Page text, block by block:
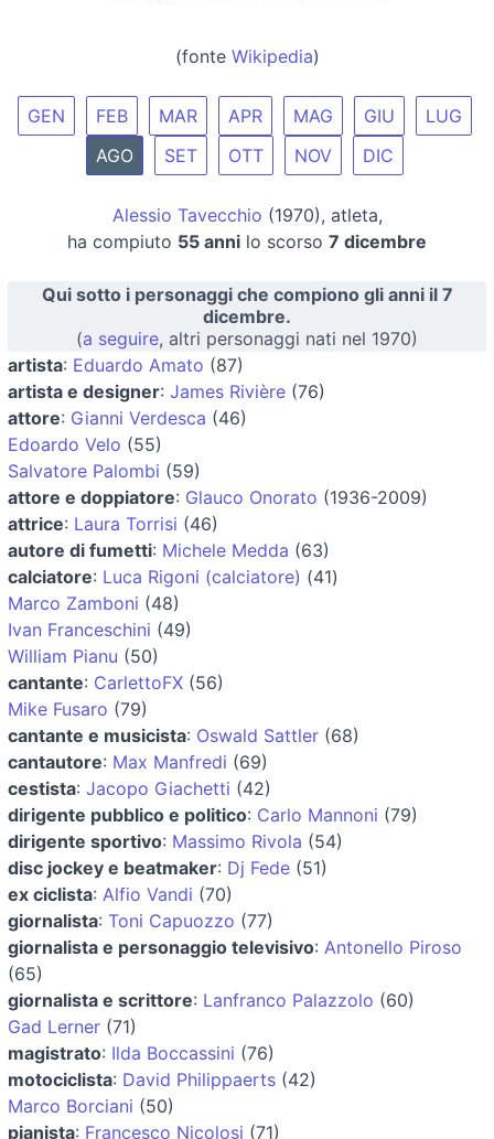
(fonte Wikipedia)
GEN FEB MAR APR MAG GIU
LUG
AGO
SET OTT NOV DIC
Alessio Tavecchio (1970), atleta,
ha compiuto 55 anni lo scorso 7 dicembre
Qui sotto i personaggi che compiono gli anni il 7
dicembre.
(a seguire, altri personaggi nati nel 1970)
artista: Eduardo Amato (87)
artista e designer: James Rivière (76)
attore: Gianni Verdesca (46)
Edoardo Velo (55)
Salvatore Palombi (59)
attore e doppiatore: Glauco Onorato (1936-2009)
attrice: Laura Torrisi (46)
autore di fumetti: Michele Medda (63)
calciatore: Luca Rigoni (calciatore) (41)
Marco Zamboni (48)
Ivan Franceschini (49)
William Pianu (50)
cantante: CarlettoFX (56)
Mike Fusaro (79)
cantante e musicista: Oswald Sattler (68)
cantautore: Max Manfredi (69)
cestista: Jacopo Giachetti (42)
dirigente pubblico e politico: Carlo Mannoni (79)
dirigente sportivo: Massimo Rivola (54)
disc jockey e beatmaker: Dj Fede (51)
ex ciclista: Alfio Vandi (70)
giornalista: Toni Capuozzo (77)
giornalista e personaggio televisivo: Antonello Piroso
(65)
giornalista e scrittore: Lanfranco Palazzolo (60)
Gad Lerner (71)
magistrato: Ilda Boccassini (76)
motociclista: David Philippaerts (42)
Marco Borciani (50)
pianista: Francesco Nicolosi (71)